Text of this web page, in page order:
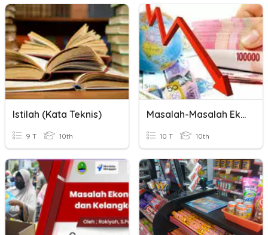
Istilah (Kata Teknis)
9 T 10th
Masalah-Masalah Ekonomi
10 T 10th